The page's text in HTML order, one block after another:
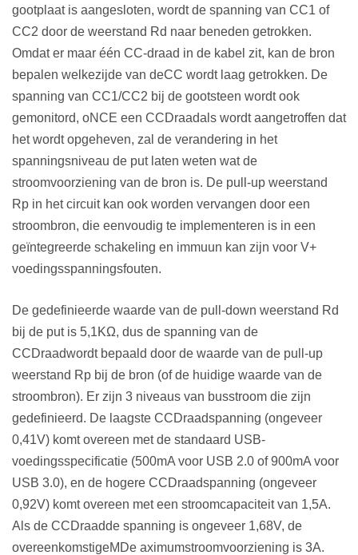
gootplaat is aangesloten, wordt de spanning van CC1 of
CC2 door de weerstand Rd naar beneden getrokken.
Omdat er maar één CC-draad in de kabel zit, kan de bron
bepalen welkezijde van deCC wordt laag getrokken. De
spanning van CC1/CC2 bij de gootsteen wordt ook
gemonitord, oNCE een CCDraadals wordt aangetroffen dat
het wordt opgeheven, zal de verandering in het
spanningsniveau de put laten weten wat de
stroomvoorziening van de bron is. De pull-up weerstand
Rp in het circuit kan ook worden vervangen door een
stroombron, die eenvoudig te implementeren is in een
geïntegreerde schakeling en immuun kan zijn voor V+
voedingsspanningsfouten.
De gedefinieerde waarde van de pull-down weerstand Rd
bij de put is 5,1KΩ, dus de spanning van de
CCDraadwordt bepaald door de waarde van de pull-up
weerstand Rp bij de bron (of de huidige waarde van de
stroombron). Er zijn 3 niveaus van busstroom die zijn
gedefinieerd. De laagste CCDraadspanning (ongeveer
0,41V) komt overeen met de standaard USB-
voedingsspecificatie (500mA voor USB 2.0 of 900mA voor
USB 3.0), en de hogere CCDraadspanning (ongeveer
0,92V) komt overeen met een stroomcapaciteit van 1,5A.
Als de CCDraadde spanning is ongeveer 1,68V, de
overeenkomstigeM De aximumstroomvoorziening is 3A.